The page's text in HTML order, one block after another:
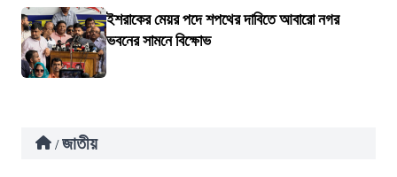
ইশরাকের মেয়র পদে শপথের দাবিতে আবারো নগর
ভবনের সামনে বিক্ষোভ
/ জাতীয়